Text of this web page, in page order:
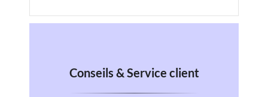
Conseils & Service client